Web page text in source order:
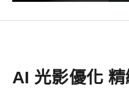
AI 光影優化